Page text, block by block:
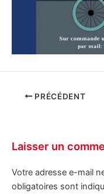
PRÉCÉDENT
Laisser un
Votre adresse e-mail
obligatoires sont